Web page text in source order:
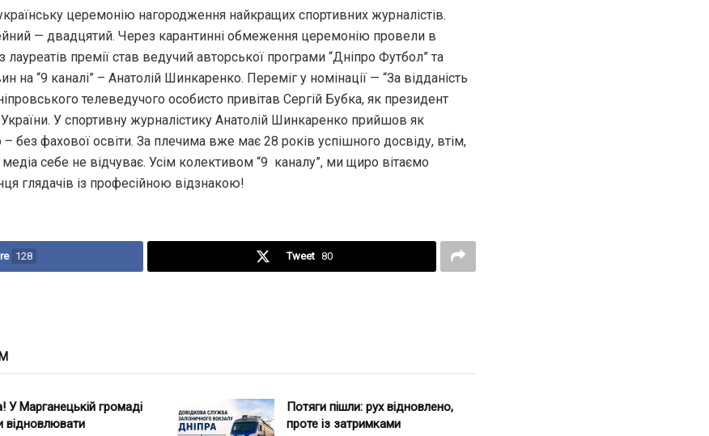
церемонію нагородження найкращих спортивних журналістів.
— двадцятий. Через карантинні обмеження церемонію провели в
премії став ведучий авторської програми “Дніпро Футбол” та
на “9 каналі” – Анатолій Шинкаренко. Переміг у номінації — “За відданість
телеведучого особисто привітав Сергій Бубка, як президент
України. У спортивну журналістику Анатолій Шинкаренко прийшов як
без фахової освіти. За плечима вже має 28 років успішного досвіду, втім,
себе не відчуває. Усім колективом “9 каналу”, ми щиро вітаємо
глядачів із професійною відзнакою!
128 Tweet 80
У Марганецькій громаді
відновлювати
Потяги пішли: рух відновлено,
проте із затримками